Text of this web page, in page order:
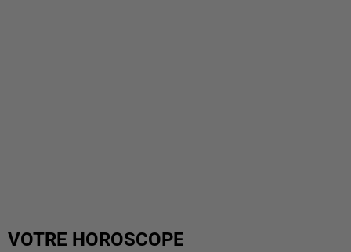
VOTRE HOROSCOPE